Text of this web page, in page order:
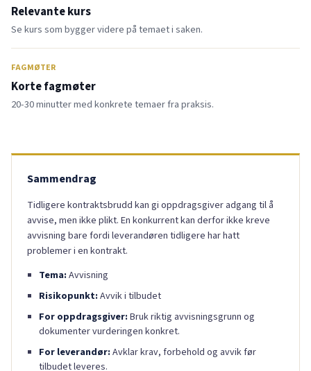
Relevante kurs
Se kurs som bygger videre på temaet i saken.
FAGMØTER
Korte fagmøter
20-30 minutter med konkrete temaer fra praksis.
Sammendrag
Tidligere kontraktsbrudd kan gi oppdragsgiver adgang til å
avvise, men ikke plikt. En konkurrent kan derfor ikke kreve
avvisning bare fordi leverandøren tidligere har hatt
problemer i en kontrakt.
Tema: Avvisning
Risikopunkt: Avvik i tilbudet
For oppdragsgiver: Bruk riktig avvisningsgrunn og
dokumenter vurderingen konkret.
For leverandør: Avklar krav, forbehold og avvik før
tilbudet leveres.